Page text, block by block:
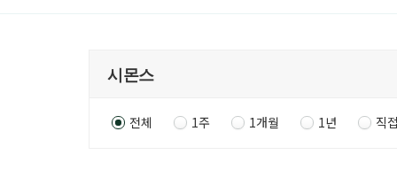
전체 1주 1개월 1년 직